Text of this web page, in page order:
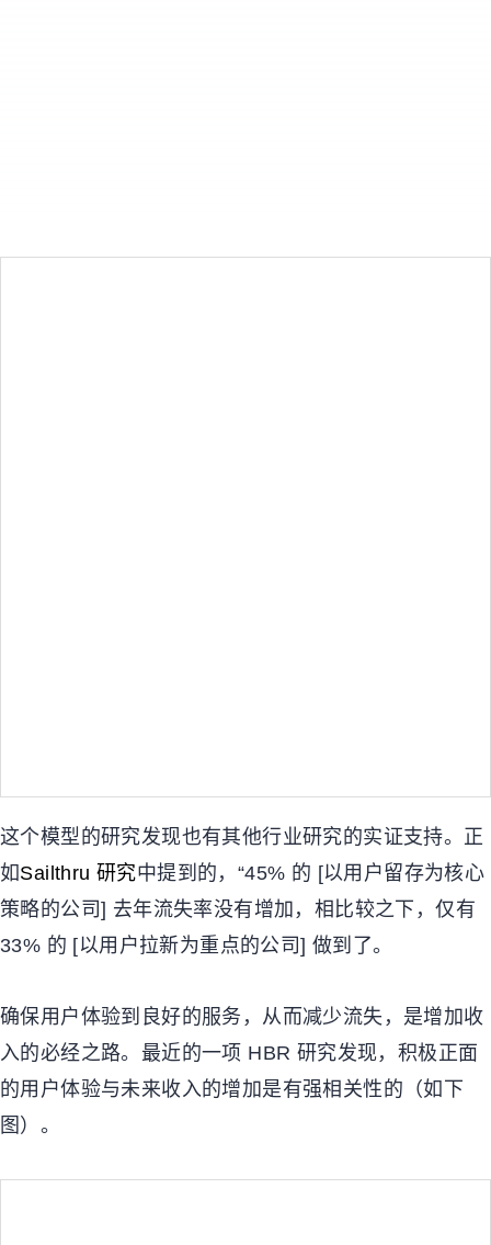
这个模型的研究发现也有其他行业研究的实证支持。正
如Sailthru研究中提到的， “45% 的 [以用户留存为核心
策略的公司] 去年流失率没有增加，相比较之下，仅有
33% 的 [以用户拉新为重点的公司]做到了。
确保用户体验到良好的服务，从而减少流失，是增加收
入的必经之路。最近的一项 HBR 研究发现，积极正面
的用户体验与未来收入的增加是有强相关性的（如下
图 ）。